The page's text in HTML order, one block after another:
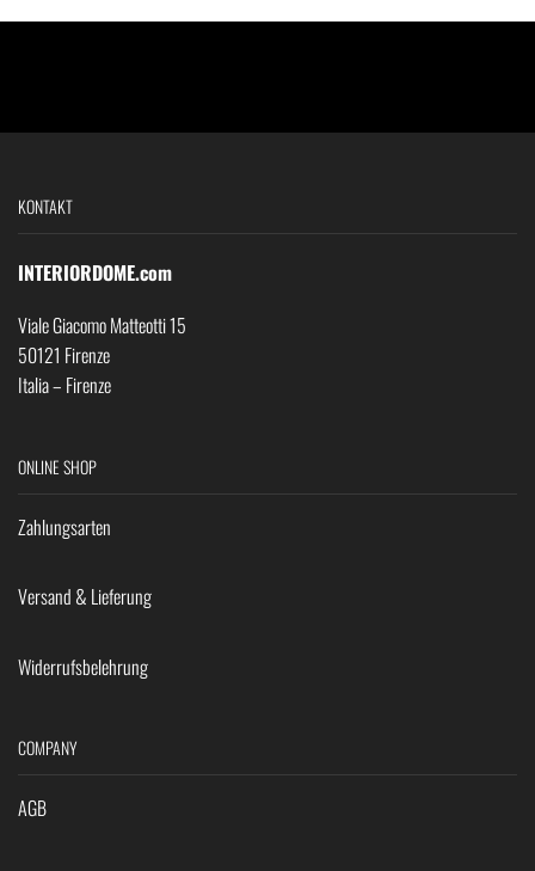
KONTAKT
INTERIORDOME.com
Viale Giacomo Matteotti 15
50121 Firenze
Italia – Firenze
ONLINE SHOP
Zahlungsarten
Versand & Lieferung
Widerrufsbelehrung
COMPANY
AGB